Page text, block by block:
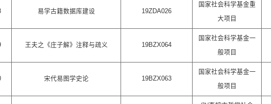
易学古籍数据库建设 19ZDA026
国家社会科学基金重
大项目
王夫之《庄子解》注释与疏义 19BZX064
国家社会科学基金一
般项目
宋代易图学史论 19BZX063
国家社会科学基金一
般项目